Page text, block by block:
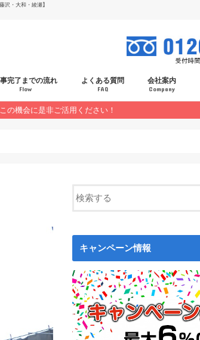
沢・大和・綾瀬】
完了までの流れ
Flow
よくある質問
FAQ
会社案内
Company
の機会に是非ご活用ください！
キャンペーン情報